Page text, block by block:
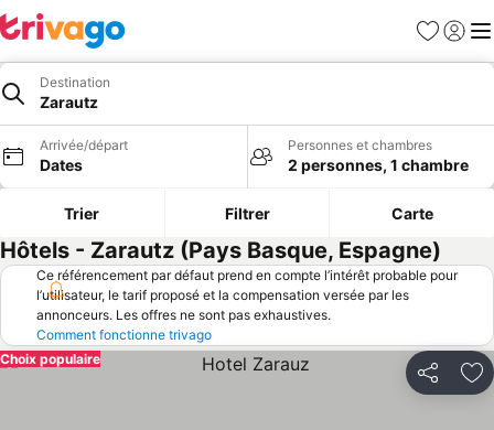
Favoris
Se
Destination
Zarautz
Arrivée/départ
Dates
Personnes et chambres
2 personnes, 1 chambre
Trier Filtrer Carte
Hôtels - Zarautz (Pays Basque, Espagne)
Ce référencement par défaut prend en compte l’intérêt probable pour
l’utilisateur, le tarif proposé et la compensation versée par les
annonceurs. Les offres ne sont pas exhaustives.
Comment fonctionne trivago
Partager
Choix populaire